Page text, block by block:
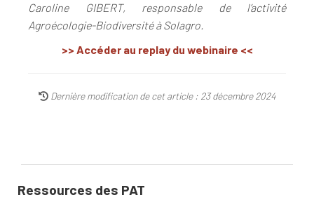
Caroline GIBERT, responsable de l’activité
Agroécologie-Biodiversité à Solagro.
>> Accéder au replay du webinaire <<
Dernière modification de cet article : 23 décembre 2024
Ressources des PAT